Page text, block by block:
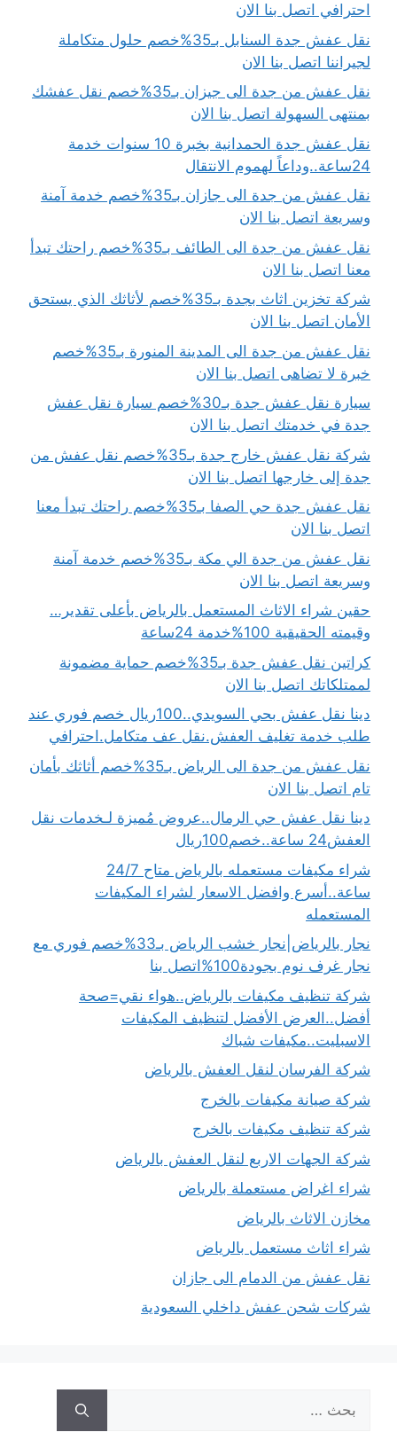
احترافي اتصل بنا الان
نقل عفش جدة السنابل بـ35%خصم حلول متكاملة
لجيراننا اتصل بنا الان
نقل عفش من جدة الى جيزان بـ35%خصم نقل عفشك
بمنتهى السهولة اتصل بنا الان
نقل عفش جدة الحمدانية بخبرة 10 سنوات خدمة
24ساعة..وداعاً لهموم الانتقال
نقل عفش من جدة الى جازان بـ35%خصم خدمة آمنة
وسريعة اتصل بنا الان
نقل عفش من جدة الى الطائف بـ35%خصم راحتك تبدأ
معنا اتصل بنا الان
شركة تخزين اثاث بجدة بـ35%خصم لأثاثك الذي يستحق
الأمان اتصل بنا الان
نقل عفش من جدة الى المدينة المنورة بـ35%خصم
خبرة لا تضاهى اتصل بنا الان
سيارة نقل عفش جدة بـ30%خصم سيارة نقل عفش
جدة في خدمتك اتصل بنا الان
شركة نقل عفش خارج جدة بـ35%خصم نقل عفش من
جدة إلى خارجها اتصل بنا الان
نقل عفش جدة حي الصفا بـ35%خصم راحتك تبدأ معنا
اتصل بنا الان
نقل عفش من جدة الي مكة بـ35%خصم خدمة آمنة
وسريعة اتصل بنا الان
حقين شراء الاثاث المستعمل بالرياض بأعلى تقدير…
وقيمته الحقيقية 100%خدمة 24ساعة
كراتين نقل عفش جدة بـ35%خصم حماية مضمونة
لممتلكاتك اتصل بنا الان
دينا نقل عفش بحي السويدي..100ريال خصم فوري عند
طلب خدمة تغليف العفش.نقل عف متكامل.احترافي
نقل عفش من جدة الى الرياض بـ35%خصم أثاثك بأمان
تام اتصل بنا الان
دينا نقل عفش حي الرمال..عروض مُميزة لـخدمات نقل
العفش24 ساعة..خصم100ريال
شراء مكيفات مستعمله بالرياض متاح 24/7
ساعة..أسرع وافضل الاسعار لشراء المكيفات
المستعمله
نجار بالرياض|نجار خشب الرياض بـ33%خصم فوري مع
نجار غرف نوم بجودة100%اتصل بنا
شركة تنظيف مكيفات بالرياض..هواء نقي=صحة
أفضل..العرض الأفضل لتنظيف المكيفات
الاسبليت..مكيفات شباك
شركة الفرسان لنقل العفش بالرياض
شركة صيانة مكيفات بالخرج
شركة تنظيف مكيفات بالخرج
شركة الجهات الاربع لنقل العفش بالرياض
شراء اغراض مستعملة بالرياض
مخازن الاثاث بالرياض
شراء اثاث مستعمل بالرياض
نقل عفش من الدمام الى جازان
شركات شحن عفش داخلي السعودية
عن: